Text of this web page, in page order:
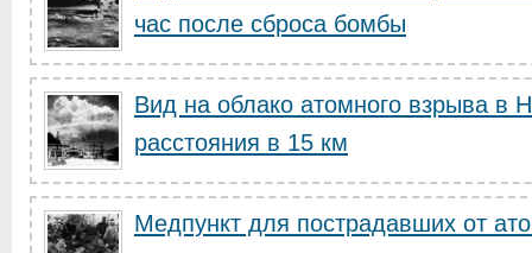
час после сброса бомбы
Вид на облако атомного взрыва в
расстояния в 15 км
Медпункт для пострадавших от